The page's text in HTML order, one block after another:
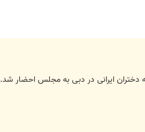
دختران ایرانی در دبی به مجلس احضار شد.